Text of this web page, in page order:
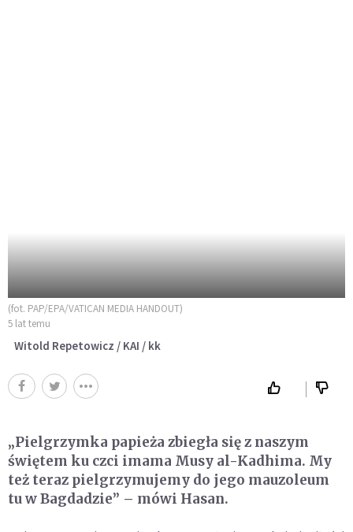
(fot. PAP/EPA/VATICAN MEDIA HANDOUT)
5 lat temu
Witold Repetowicz / KAI / kk
„Pielgrzymka papieża zbiegła się z naszym
świętem ku czci imama Musy al-Kadhima. My
też teraz pielgrzymujemy do jego mauzoleum
tu w Bagdadzie” – mówi Hasan.